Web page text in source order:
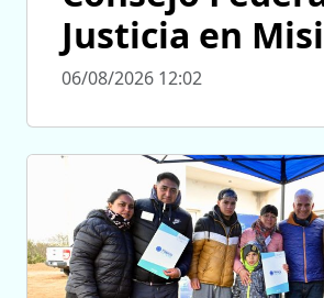
Justicia en
06/08/2026 12:02